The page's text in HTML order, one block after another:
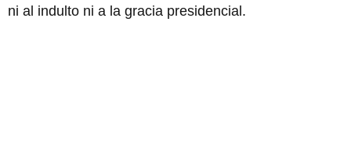
ni al indulto ni a la gracia presidencial.